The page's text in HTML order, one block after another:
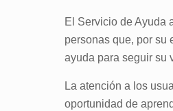
El Servicio de Ayuda
personas que, por su
ayuda para seguir su
La atención a los
oportunidad de